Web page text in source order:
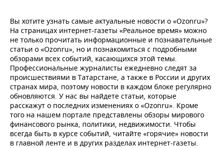
ВОЛЕЙБОЛ
КИБЕРСПОРТ
ФИГУРНОЕ КАТАНИЕ
ВОДНЫЕ ВИДЫ СПОРТА
ХОККЕЙ С МЯЧОМ
ИСТОРИЯ
КУЛЬТУРА
МЕДИЦИНА
ОБРАЗОВАНИЕ
ПРОИСШЕСТВИЯ
СПИСОК ПЕРСОН
СПИСОК КОМПАНИЙ
ПОЛНАЯ ВЕРСИЯ
Вы хотите узнать самые актуальные новости о «Ozonru»?
На страницах интернет-газеты «Реальное время» можно
не только прочитать информационные и познавательные
статьи о «Ozonru», но и познакомиться с подробными
обзорами всех событий, касающихся этой темы.
Профессиональные журналисты ежедневно следят за
происшествиями в Татарстане, а также в России и других
странах мира, поэтому новости в каждом блоке регулярно
обновляются. У нас вы найдете статьи, которые
расскажут о последних изменениях о «Ozonru». Кроме
того на нашем портале представлены обзоры мирового
финансового рынка, политики, недвижимости. Чтобы
всегда быть в курсе событий, читайте «горячие» новости
в главной ленте и в других разделах интернет-газеты.